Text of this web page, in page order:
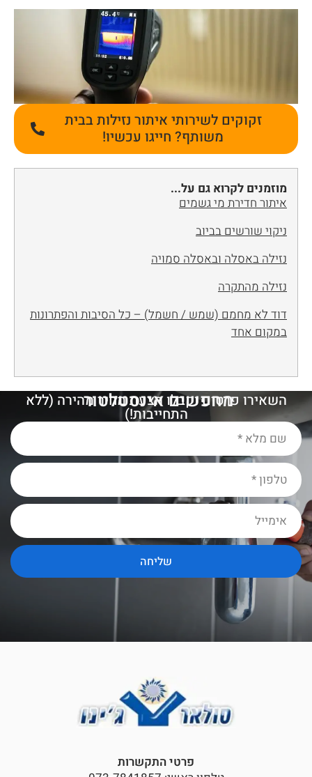
זקוקים לשירותי איתור נזילות בבית
משותף? חייגו עכשיו!
מוזמנים לקרוא גם על...
איתור חדירת מי גשמים
ניקוי שורשים בביוב
נזילה באסלה ובאסלה סמויה
נזילה מהתקרה
דוד לא מחמם (שמש / חשמל) – כל הסיבות והפתרונות
במקום אחד
מחפשים אינסטלטור מומל
השאירו פרטים וקבלו הצעת מחיר מהירה (ללא
התחייבות!)
שליחה
פרטי התקשרות